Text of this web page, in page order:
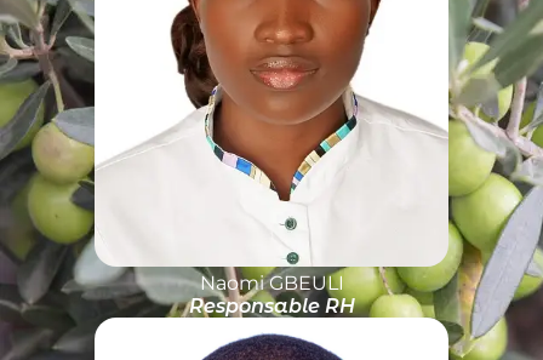
Naomi GBEULI
Responsable RH